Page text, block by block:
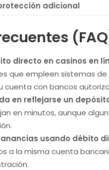
adicional
directo en casinos en
que empleen sistemas
cuenta con bancos
en reflejarse un
en minutos, aunque
usando débito
a la misma cuenta